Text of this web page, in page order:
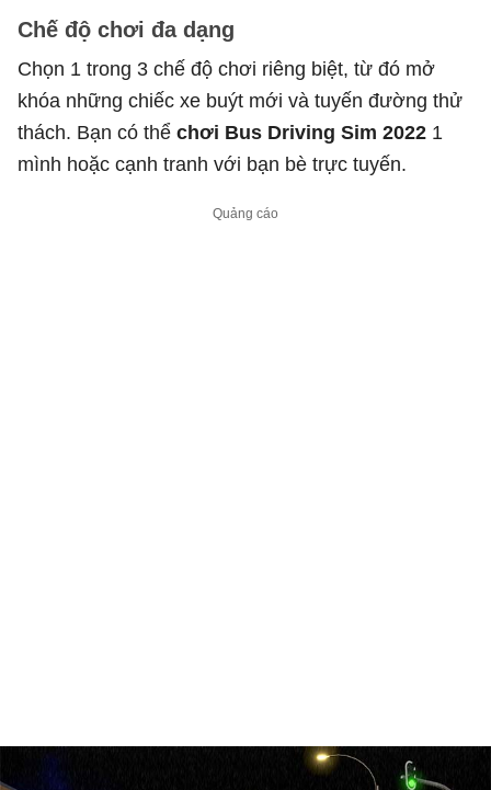
Chế độ chơi đa dạng
Chọn 1 trong 3 chế độ chơi riêng biệt, từ đó mở
khóa những chiếc xe buýt mới và tuyến đường thử
thách. Bạn có thể chơi Bus Driving Sim 2022 1
mình hoặc cạnh tranh với bạn bè trực tuyến.